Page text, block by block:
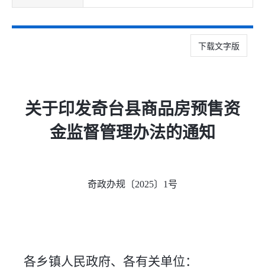
下载文字版
关于印发奇台县商品房预售资
金监督管理办法的通知
奇政办规〔2025〕1号
各乡镇人民政府、各有关单位：